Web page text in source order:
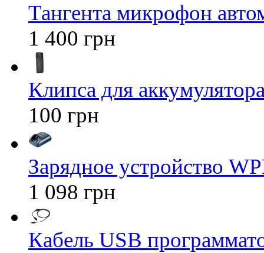
Тангента микрофон
1 400 грн
Клипса для
100 грн
Зарядное устройство
1 098 грн
Кабель USB